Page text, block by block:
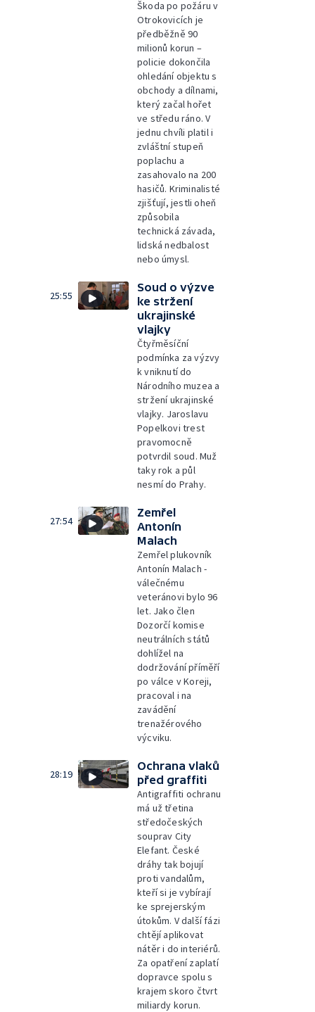
Škoda po požáru v
Otrokovicích je
předběžně 90
milionů korun –
policie dokončila
ohledání objektu s
obchody a dílnami,
který začal hořet
ve středu ráno. V
jednu chvíli platil i
zvláštní stupeň
poplachu a
zasahovalo na 200
hasičů. Kriminalisté
zjišťují, jestli oheň
způsobila
technická závada,
lidská nedbalost
nebo úmysl.
25:55
Soud o výzve
ke stržení
ukrajinské
vlajky
Čtyřměsíční
podmínka za výzvy
k vniknutí do
Národního muzea a
stržení ukrajinské
vlajky. Jaroslavu
Popelkovi trest
pravomocně
potvrdil soud. Muž
taky rok a půl
nesmí do Prahy.
27:54
Zemřel
Antonín
Malach
Zemřel plukovník
Antonín Malach -
válečnému
veteránovi bylo 96
let. Jako člen
Dozorčí komise
neutrálních států
dohlížel na
dodržování příměří
po válce v Koreji,
pracoval i na
zavádění
trenažérového
výcviku.
28:19
Ochrana vlaků
před graffiti
Antigraffiti ochranu
má už třetina
středočeských
souprav City
Elefant. České
dráhy tak bojují
proti vandalům,
kteří si je vybírají
ke sprejerským
útokům. V další fázi
chtějí aplikovat
nátěr i do interiérů.
Za opatření zaplatí
dopravce spolu s
krajem skoro čtvrt
miliardy korun.